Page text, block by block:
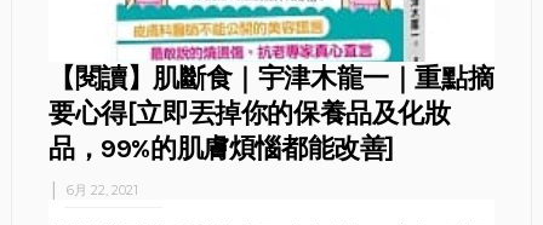
【閱讀】肌斷食｜宇津木龍一｜重點摘
要心得[立即丟掉你的保養品及化妝
品，99%的肌膚煩惱都能改善]
6月 22, 2021